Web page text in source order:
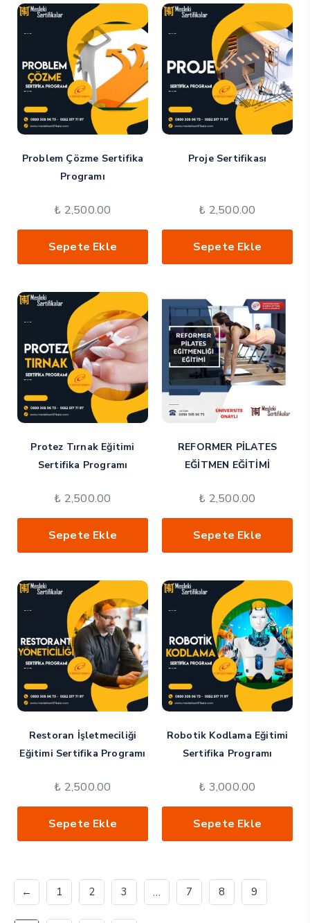
Problem Çözme Sertifika
Programı
₺ 2,500.00
Sepete Ekle
Proje Sertifikası
₺ 2,500.00
Sepete Ekle
Protez Tırnak Eğitimi
Sertifika Programı
₺ 2,500.00
Sepete Ekle
REFORMER PİLATES
EĞİTMEN EĞİTİMİ
₺ 2,500.00
Sepete Ekle
Restoran İşletmeciliği
Eğitimi Sertifika Programı
₺ 2,500.00
Sepete Ekle
Robotik Kodlama Eğitimi
Sertifika Programı
₺ 3,000.00
Sepete Ekle
← 1 2 3 … 7 8 9